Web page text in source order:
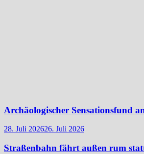
Archäologischer Sensationsfund
28. Juli 202626. Juli 2026
Straßenbahn fährt außen rum